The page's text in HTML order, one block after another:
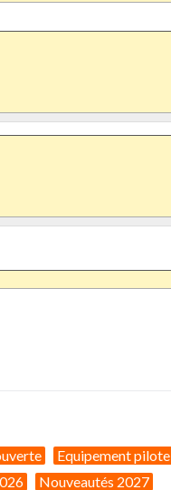
Equipement pilote
Nouveautés 2027